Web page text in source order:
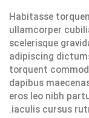
Habitasse
ullamcorper
scelerisque
adipiscing
torquent
dapibus
eros leo nibh
iaculis cursus